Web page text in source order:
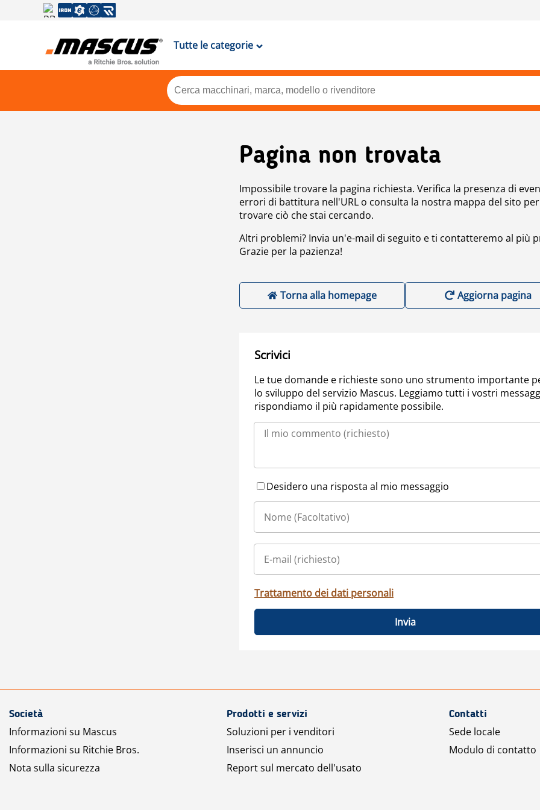
Tutte le categorie
Pagina non trovata
Impossibile trovare la pagina richiesta. Verifica la presenza di
errori di battitura nell'URL o consulta la nostra mappa del sito per
trovare ciò che stai cercando.
Altri problemi? Invia un'e-mail di seguito e ti contatteremo al più
Grazie per la pazienza!
Torna alla homepage Aggiorna pagina
Scrivici
Le tue domande e richieste sono uno strumento importante
lo sviluppo del servizio Mascus. Leggiamo tutti i vostri
rispondiamo il più rapidamente possibile.
Desidero una risposta al mio messaggio
Trattamento dei dati personali
Invia
Società
Informazioni su Mascus
Informazioni su Ritchie Bros.
Nota sulla sicurezza
Prodotti e servizi
Soluzioni per i venditori
Inserisci un annuncio
Report sul mercato dell'usato
Contatti
Sede locale
Modulo di contatto